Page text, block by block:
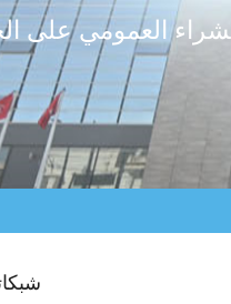
العمومي على